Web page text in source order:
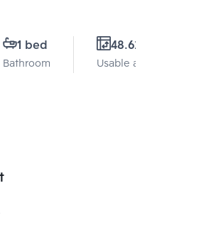
1 bed
Bathroom
48.62 Sq.m.
Usable area